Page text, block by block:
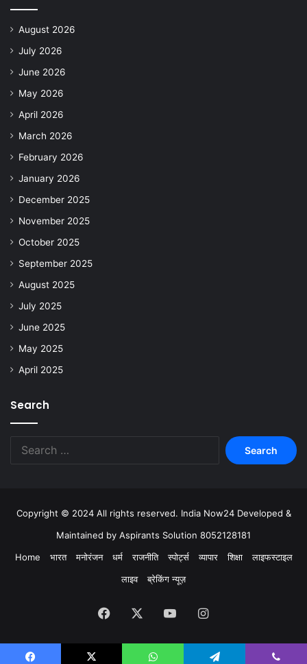
August 2026
July 2026
June 2026
May 2026
April 2026
March 2026
February 2026
January 2026
December 2025
November 2025
October 2025
September 2025
August 2025
July 2025
June 2025
May 2025
April 2025
Search
Copyright © 2024 All rights reserved. India Now24 Developed &
Maintained by Aspirants Solution 8052128181
Home
भारत मनोरंजन धर्म राजनीति स्पोर्ट्स व्यापार शिक्षा
लाइफस्टाइल
लाइव
ब्रेकिंग न्यूज़